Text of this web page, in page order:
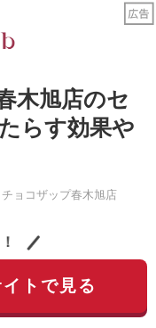
木旭店のセ
らす効果や
チョコザップ春木旭店
トで見る